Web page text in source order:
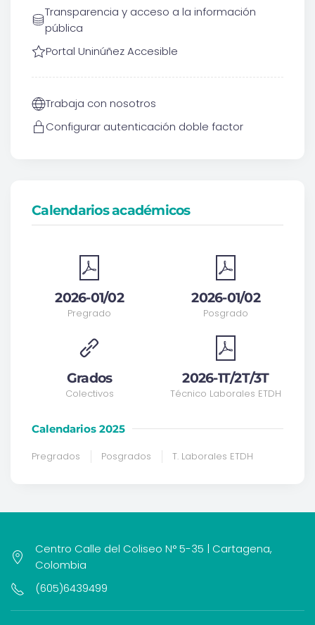
Transparencia y acceso a la información
pública
Portal Uninúñez Accesible
Trabaja con nosotros
Configurar autenticación doble factor
Calendarios académicos
2026-01/02
Pregrado
Grados
Colectivos
2026-01/02
Posgrado
2026-1T/2T/3T
Técnico Laborales ETDH
Calendarios 2025
Pregrados Posgrados T. Laborales ETDH
Centro Calle del Coliseo N° 5-35 | Cartagena,
Colombia
(605)6439499